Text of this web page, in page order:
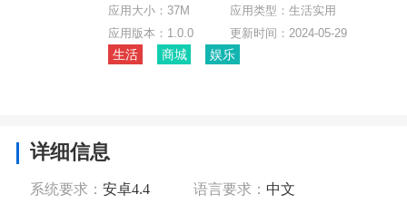
生活实用 办公学习 资讯阅读
时尚购物 其它软件
应用大小： 37M 应用类型：生活实用
应用版本： 1.0.0 更新时间：2024-05-29
生活 商城 娱乐
详细信息
系统要求： 安卓4.4 语言要求： 中文